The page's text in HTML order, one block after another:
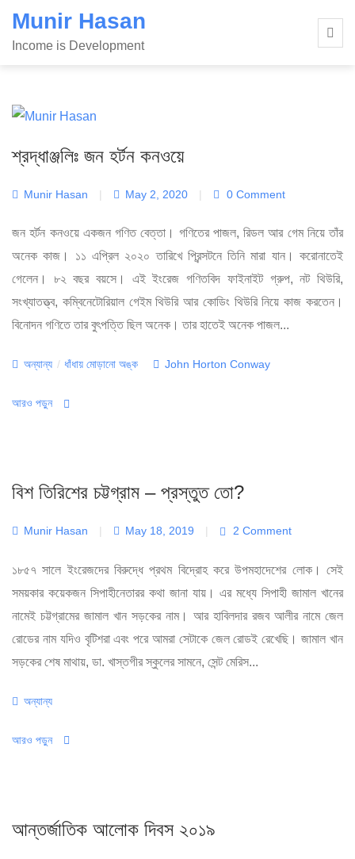
SkipMunir Hasan
Income is Development
শ্রদ্ধাঞ্জলিঃ জন হর্টন কনওয়ে
Munir Hasan | May 2, 2020 | 0 Comment
জন হর্টন কনওয়ে একজন গণিত বেত্তা। গণিতের পাজল, রিডল আর গেম নিয়ে তাঁর
অনেক কাজ। ১১ এপ্রিল ২০২০ তারিখে প্রিন্সটনে তিনি মারা যান। করোনাতেই
গেলেন। ৮২ বছর বয়সে। এই ইংরেজ গণিতবিদ ফাইনাইট গ্রুপ, নট থিউরি,
সংখ্যাতত্ত্ব, কম্বিনেটোরিয়াল গেইম থিউরি আর কোডিং থিউরি নিয়ে কাজ করতেন।
বিনোদন গণিতে তার বুৎপত্তি ছিল অনেক। তার হাতেই অনেক পাজল...
Categories
অন্যান্য / ধাঁধায় মোড়ানো অঙ্ক Tags
John Horton Conway
আরও পড়ুন
বিশ তিরিশের চট্টগ্রাম – প্রস্তুত তো?
Munir Hasan | May 18, 2019 | 2 Comment
১৮৫৭ সালে ইংরেজদের বিরুদ্ধে প্রথম বিদ্রোহ করে উপমহাদেশের লোক। সেই
সময়কার কয়েকজন সিপাহীনেতারর কথা জানা যায়। এর মধ্যে সিপাহী জামাল খানের
নামেই চট্টগ্রামের জামাল খান সড়কের নাম। আর হাবিলদার রজব আলীর নামে জেল
রোডের নাম যদিও বৃটিশরা এবং পরে আমরা সেটাকে জেল রোডই রেখেছি। জামাল খান
সড়কের শেষ মাথায়, ডা. খাস্তগীর স্কুলের সামনে, সেন্ট মেরিস...
Categories
অন্যান্য
আরও পড়ুন
আন্তর্জাতিক আলোক দিবস ২০১৯